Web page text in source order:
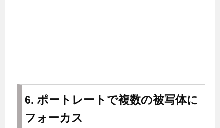
6. ポートレートで複数の被写体に
フォーカス